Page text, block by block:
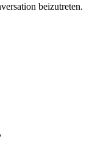
beizutreten.